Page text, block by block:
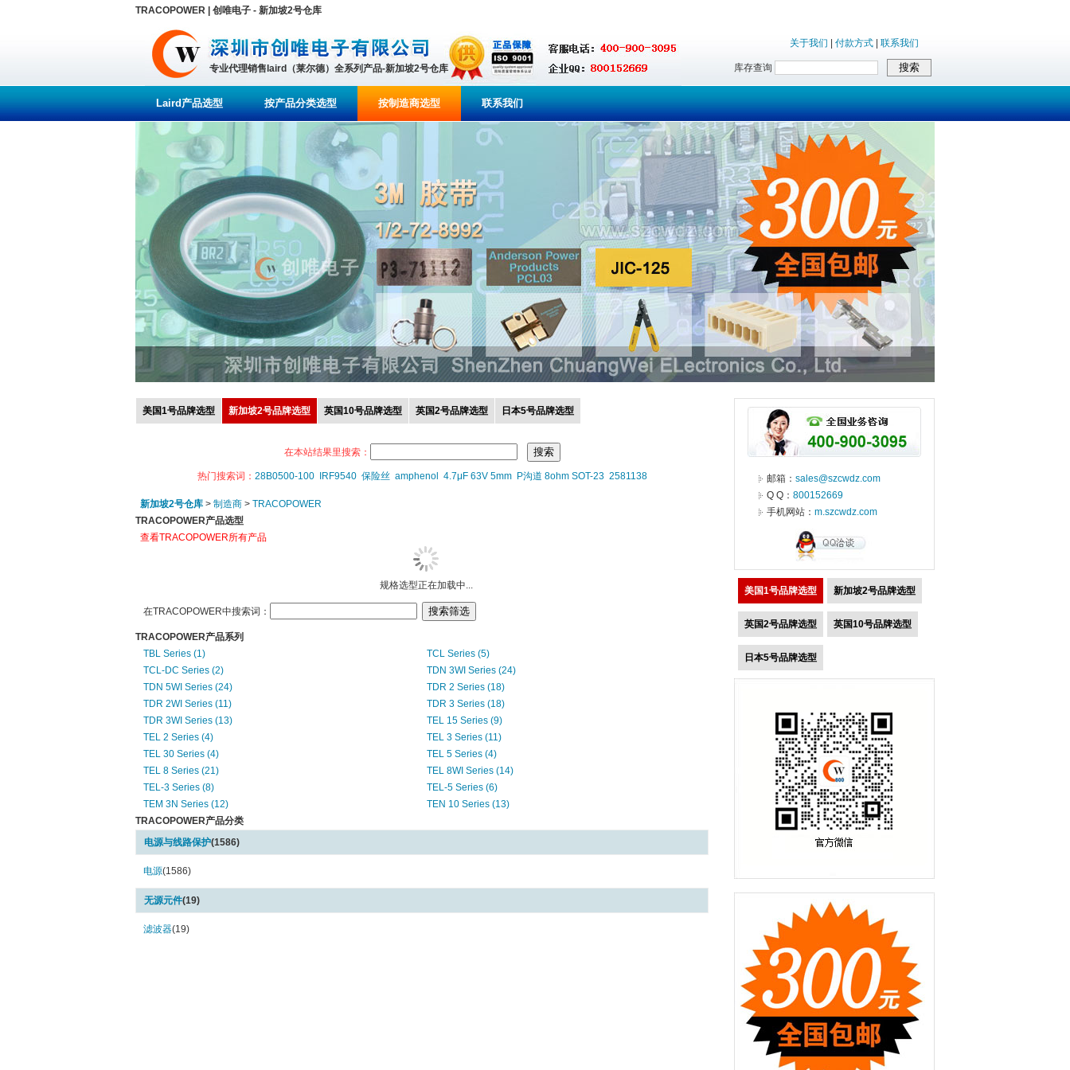
TRACOPOWER | 创唯电子 - 新加坡2号仓库
专业代理销售laird（莱尔德）全系列产品-新加坡2号仓库
关于我们 付款方式 联系我们
库存查询
Laird产品选型 按产品分类选型 按制造商选型 联系我们
美国1号品牌选型 新加坡2号品牌选型 英国10号品牌选型 英国2号品牌选型 日本5号品牌选型
在本站结果里搜索：
热门搜索词： 28B0500-100 IRF9540 保险丝 amphenol 4.7μF 63V 5mm P沟道 8ohm SOT-23 2581138
新加坡2号仓库 > 制造商 > TRACOPOWER
TRACOPOWER产品选型
查看TRACOPOWER所有产品
规格选型正在加载中...
在TRACOPOWER中搜索词：
TRACOPOWER产品系列
TBL Series (1)
TCL Series (5)
TCL-DC Series (2)
TDN 3WI Series (24)
TDN 5WI Series (24)
TDR 2 Series (18)
TDR 2WI Series (11)
TDR 3 Series (18)
TDR 3WI Series (13)
TEL 15 Series (9)
TEL 2 Series (4)
TEL 3 Series (11)
TEL 30 Series (4)
TEL 5 Series (4)
TEL 8 Series (21)
TEL 8WI Series (14)
TEL-3 Series (8)
TEL-5 Series (6)
TEM 3N Series (12)
TEN 10 Series (13)
TEN 12WI Series (1)
TEN 15WI Series (2)
TEN 20WIR Series (1)
TEN 25 Series (5)
TEN 25WI Series (12)
TEN 30 Series (11)
TEN 30 WIN Series (1)
TEN 30WI Series (1)
TRACOPOWER产品分类
电源与线路保护(1586)
电源(1586)
无源元件(19)
滤波器(19)
邮箱： sales@szcwdz.com
Q Q： 800152669
手机网站： m.szcwdz.com
美国1号品牌选型 新加坡2号品牌选型
英国2号品牌选型 英国10号品牌选型
日本5号品牌选型